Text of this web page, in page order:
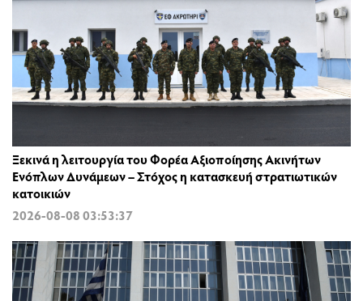
Ξεκινά η λειτουργία του Φορέα Αξιοποίησης Ακινήτων
Ενόπλων Δυνάμεων – Στόχος η κατασκευή στρατιωτικών
κατοικιών
2026-08-08 03:53:37